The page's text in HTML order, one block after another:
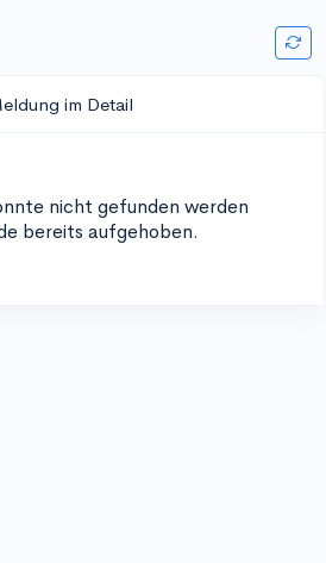
im Detail
nicht gefunden werden
bereits aufgehoben.